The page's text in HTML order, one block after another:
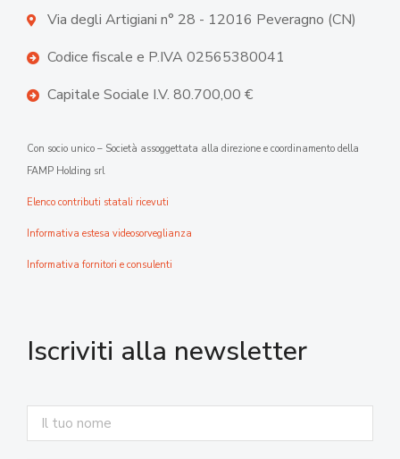
Via degli Artigiani n° 28 - 12016 Peveragno (CN)
Codice fiscale e P.IVA 02565380041
Capitale Sociale I.V. 80.700,00 €
Con socio unico – Società assoggettata alla direzione e coordinamento della
FAMP Holding srl
Elenco contributi statali ricevuti
Informativa estesa videosorveglianza
Informativa fornitori e consulenti
Iscriviti alla newsletter